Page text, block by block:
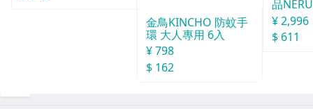
金鳥KINCHO 防蚊手
環 大人專用 6入
¥ 798
$ 162
品
袋
¥ 2,996
$ 611